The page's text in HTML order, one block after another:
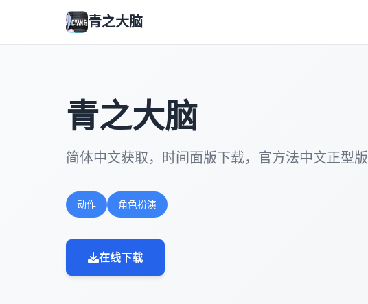
青之大脑
青之大脑
简体中文获取，时间面版下载，官方法中文正型版
动作 角色扮演
在线下载